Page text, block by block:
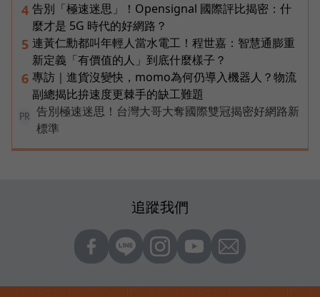
4 告別「極速迷思」！Opensignal 國際評比揭密：什
麼才是 5G 時代的好網路？
5 連黃仁勳都叫年輕人當水電工！程世嘉：智慧通膨重
新定義「有價值的人」到底什麼樣子？
6 專訪｜進貨沒變快，momo為何仍導入機器人？物流
副總揭比拚速度更棘手的缺工難題
PR
告別極速迷思！台灣大哥大奪國際雙冠揭密好網路新
標準
追蹤我們